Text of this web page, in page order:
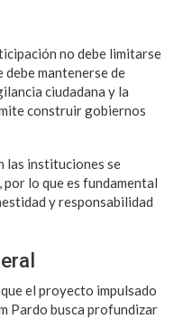
no debe limitarse
mantenerse de
ciudadana y la
construir gobiernos
las instituciones se
lo que es fundamental
y responsabilidad
el proyecto impulsado
Pardo busca profundizar